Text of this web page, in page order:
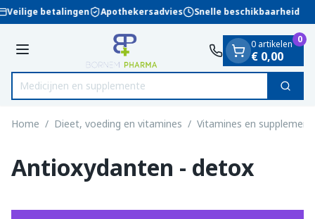
Ga naar de inhoud
1 van 1
Veilige betalingen Apothekersadvies Snelle beschikbaarheid
Menu
Product, merk, categorie...
Medici Zoek
0 artikelen
€ 0,00
0
Home / Dieet, voeding en vitamines / Vitamines en
Antioxydanten - detox